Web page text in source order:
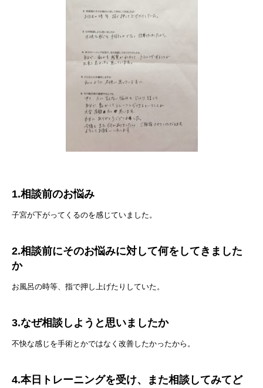
1.相談前のお悩み
子宮が下がってくるのを感じていました。
2.相談前にそのお悩みに対して何をしてきました
か
お風呂の時等、指で押し上げたりしていた。
3.なぜ相談しようと思いましたか
不快な感じを手術とかではなく改善したかったから。
4.本日トレーニングを受け、また相談してみてど